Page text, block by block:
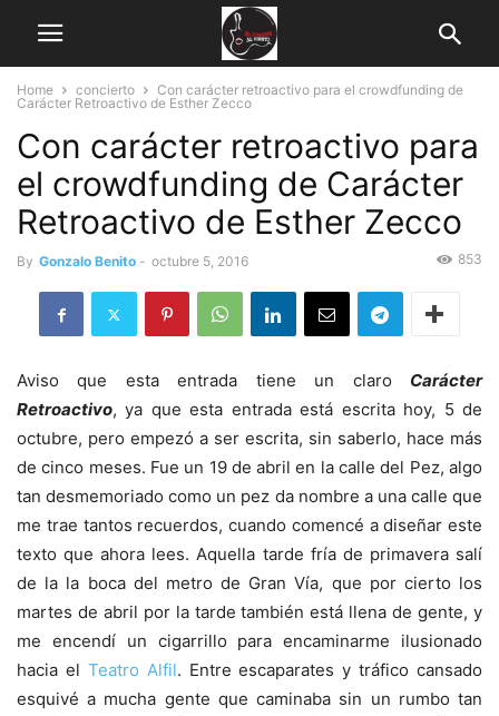
Home concierto
Con carácter retroactivo para el crowdfunding de
Carácter Retroactivo de Esther Zecco
Con carácter retroactivo para
el crowdfunding de Carácter
Retroactivo de Esther Zecco
By Gonzalo Benito - octubre 5, 2016 853
Aviso que esta entrada tiene un claro Carácter
Retroactivo, ya que esta entrada está escrita hoy, 5 de
octubre, pero empezó a ser escrita, sin saberlo, hace más
de cinco meses. Fue un 19 de abril en la calle del Pez, algo
tan desmemoriado como un pez da nombre a una calle que
me trae tantos recuerdos, cuando comencé a diseñar este
texto que ahora lees. Aquella tarde fría de primavera salí
de la la boca del metro de Gran Vía, que por cierto los
martes de abril por la tarde también está llena de gente, y
me encendí un cigarrillo para encaminarme ilusionado
hacia el Teatro Alfil. Entre escaparates y tráfico cansado
esquivé a mucha gente que caminaba sin un rumbo tan